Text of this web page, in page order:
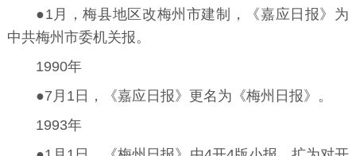
●1月，梅县地区改梅州市建制，《嘉应日报》为
中共梅州市委机关报。
1990年
●7月1日，《嘉应日报》更名为《梅州日报》。
1993年